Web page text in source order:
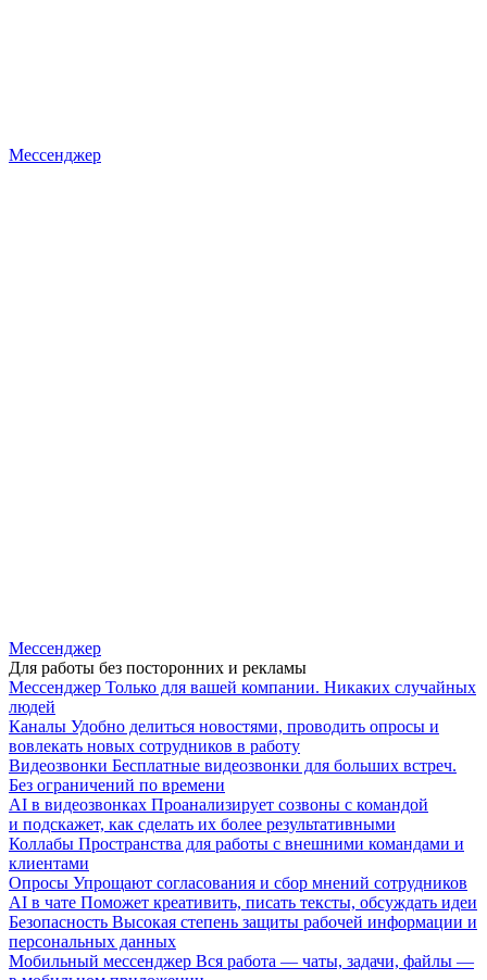
Мессенджер
Мессенджер
Для работы без посторонних и рекламы
Мессенджер Только для вашей компании. Никаких случайных
людей
Каналы Удобно делиться новостями, проводить опросы и
вовлекать новых сотрудников в работу
Видеозвонки Бесплатные видеозвонки для больших встреч.
Без ограничений по времени
AI в видеозвонках Проанализирует созвоны с командой
и подскажет, как сделать их более результативными
Коллабы Пространства для работы с внешними командами и
клиентами
Опросы Упрощают согласования и сбор мнений сотрудников
AI в чате Поможет креативить, писать тексты, обсуждать идеи
Безопасность Высокая степень защиты рабочей информации и
персональных данных
Мобильный мессенджер Вся работа — чаты, задачи, файлы —